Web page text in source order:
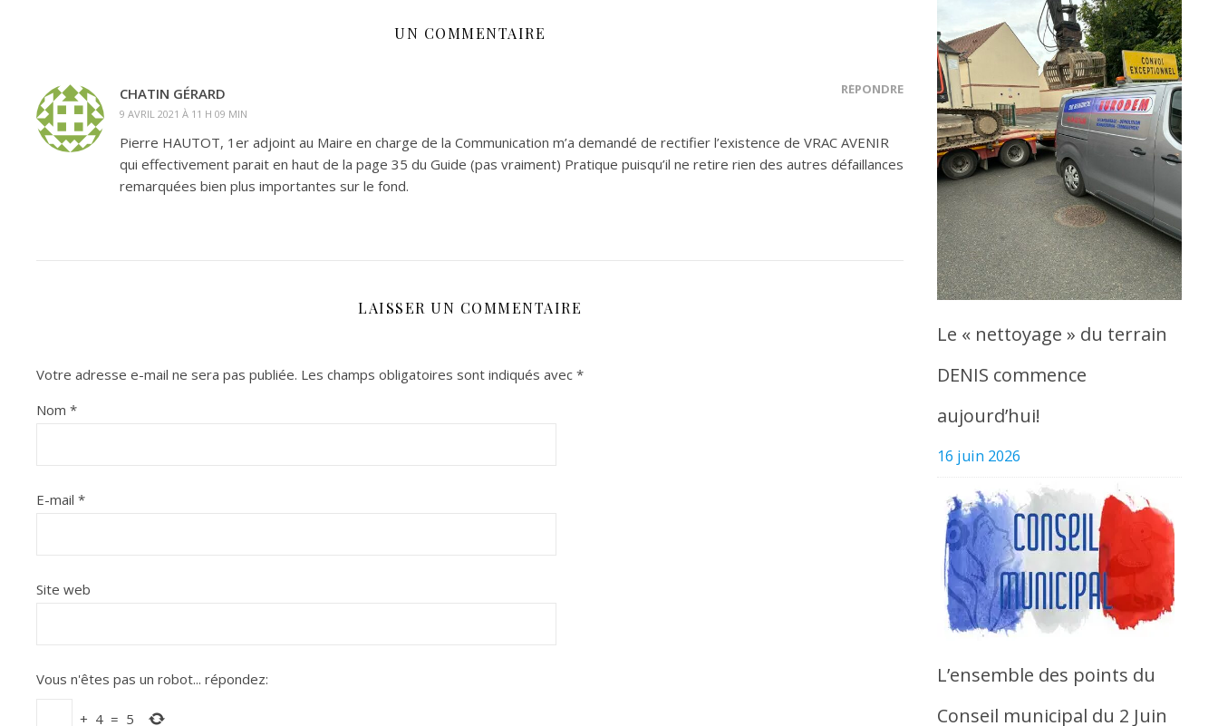
UN COMMENTAIRE
CHATIN GÉRARD
9 AVRIL 2021 À 11 H 09 MIN
RÉPONDRE
Pierre HAUTOT, 1er adjoint au Maire en charge de la Communication m’a demandé de rectifier l’existence de VRAC AVENIR
qui effectivement parait en haut de la page 35 du Guide (pas vraiment) Pratique puisqu’il ne retire rien des autres défaillances
remarquées bien plus importantes sur le fond.
LAISSER UN COMMENTAIRE
Votre adresse e-mail ne sera pas publiée. Les champs obligatoires sont indiqués avec *
Nom *
E-mail *
Site web
Vous n'êtes pas un robot... répondez:
+ 4 = 5
Le « nettoyage » du terrain
DENIS commence
aujourd’hui!
16 juin 2026
L’ensemble des points du
Conseil municipal du 2 Juin